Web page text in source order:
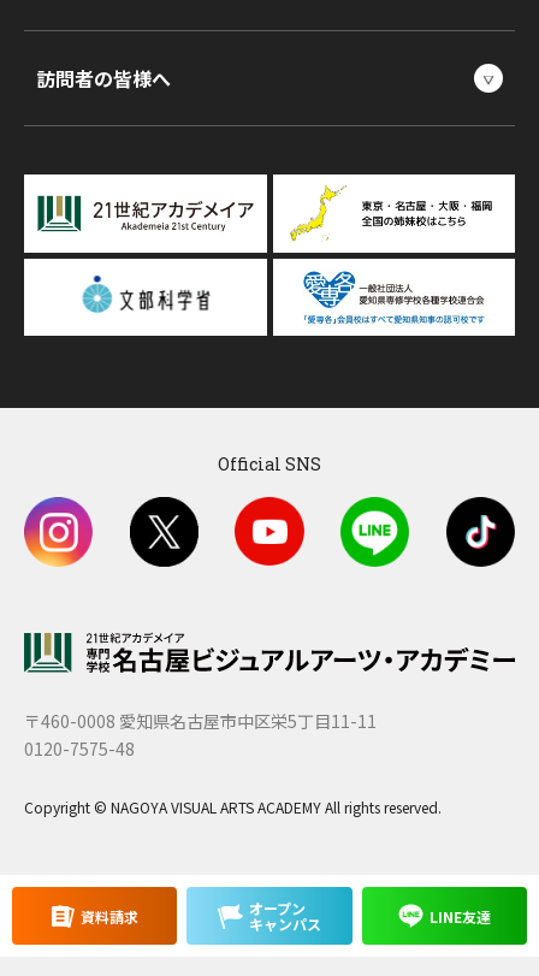
訪問者の皆様へ
〒460-0008 愛知県名古屋市中区栄5丁目11-11
0120-7575-48
Copyright © NAGOYA VISUAL ARTS ACADEMY All rights reserved.
Official SNS
資料請求 オープン
キャンパス LINE友達